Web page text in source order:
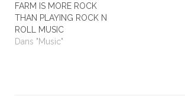
FARM IS MORE ROCK
THAN PLAYING ROCK N
ROLL MUSIC
Dans "Music"